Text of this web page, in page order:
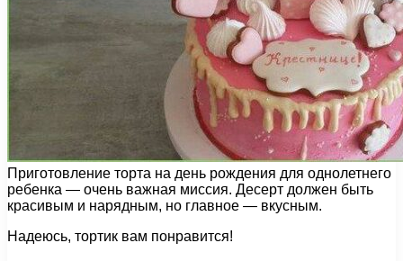
Приготовление торта на день рождения для однолетнего
ребенка — очень важная миссия. Десерт должен быть
красивым и нарядным, но главное — вкусным.
Надеюсь, тортик вам понравится!